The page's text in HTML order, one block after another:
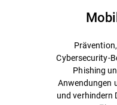
Cybersecurity-
Phishing
Anwendungen
und verhindern